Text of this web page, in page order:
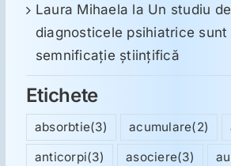
Laura Mihaela la Un studiu
diagnosticele psihiatrice sunt
semnificație științifică
Etichete
absorbtie(3) acumulare(2)
anticorpi(3) asociere(3)